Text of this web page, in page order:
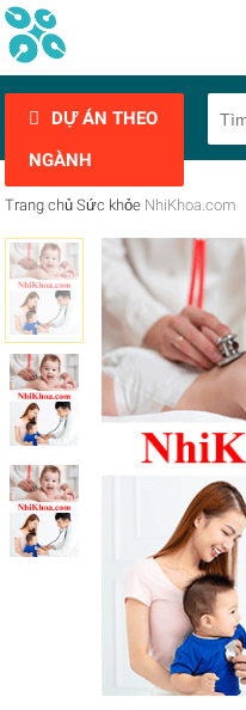
DỰ ÁN THEO
NGÀNH
Trang chủ Sức khỏe NhiKhoa.com